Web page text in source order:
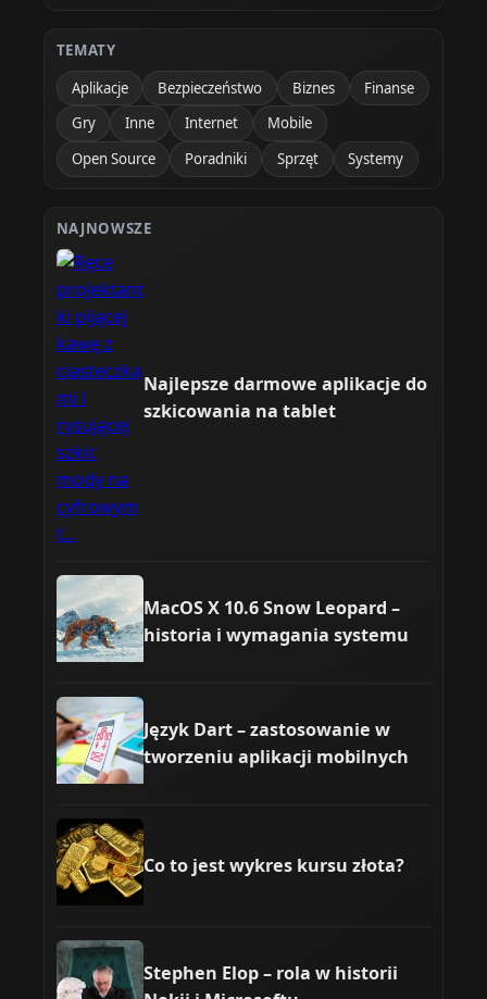
TEMATY
Aplikacje
Bezpieczeństwo Biznes
Finanse
Gry
Inne Internet
Mobile
Open Source
Poradniki Sprzęt Systemy
NAJNOWSZE
Najlepsze darmowe aplikacje do
szkicowania na tablet
MacOS X 10.6 Snow Leopard –
historia i wymagania systemu
Język Dart – zastosowanie w
tworzeniu aplikacji mobilnych
Co to jest wykres kursu złota?
Stephen Elop – rola w historii